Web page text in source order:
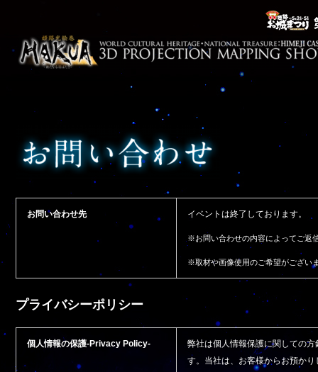
お問い合わせ先 イベントは終了しております。
※お問い合わせの内容によってご返
※取材や画像使用のご希望がござい
プライバシーポリシー
個人情報の保護-Privacy Policy-
弊社は個人情報保護に関しての
す。当社は、お客様からお預か